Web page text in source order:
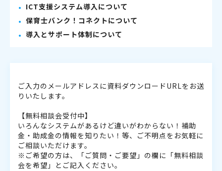
ICT支援システム導入について
保育士バンク！コネクトについて
導入とサポート体制について
ご入力のメールアドレスに資料ダウンロードURLをお送
りいたします。
【無料相談会受付中】
いろんなシステムがあるけど違いがわからない！補助
金・助成金の情報を知りたい！等、ご不明点をお気軽に
ご相談いただけます。
※ご希望の方は、「ご質問・ご要望」の欄に「無料相談
会を希望」とご記入ください。